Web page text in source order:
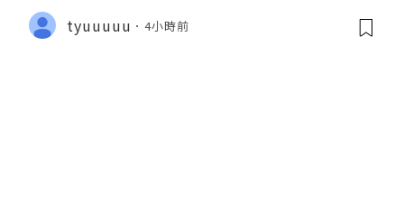
tyuuuuu 4小時前